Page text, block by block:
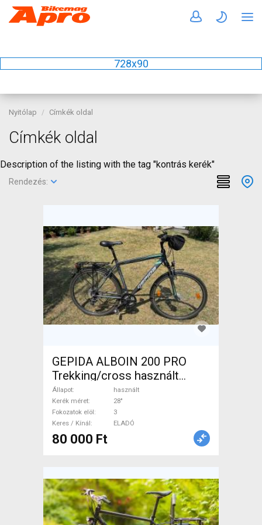
728x90
Nyitólap Címkék oldal
Címkék oldal
Description of the listing with the tag "kontrás kerék"
Rendezés:
GEPIDA ALBOIN 200 PRO
Trekking/cross használt
ELADÓ
Állapot
használt
Kerék méret
28"
Fokozatok elöl
3
Keres / Kínál
ELADÓ
80 000 Ft